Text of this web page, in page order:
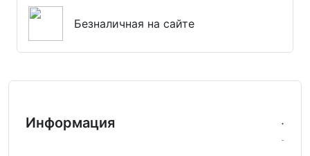
Безналичная на сайте
Информация